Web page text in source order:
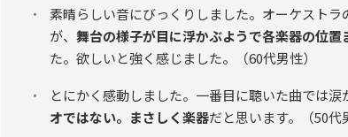
素晴らしい音にびっくりしました。オーケストラ
が、 舞台の様子が目に浮かぶようで各楽器の位置
た。欲しいと強く感じました。（60代男性）
とにかく感動しました。一番目に聴いた曲では涙
オではない。まさしく楽器だと思います。（50代